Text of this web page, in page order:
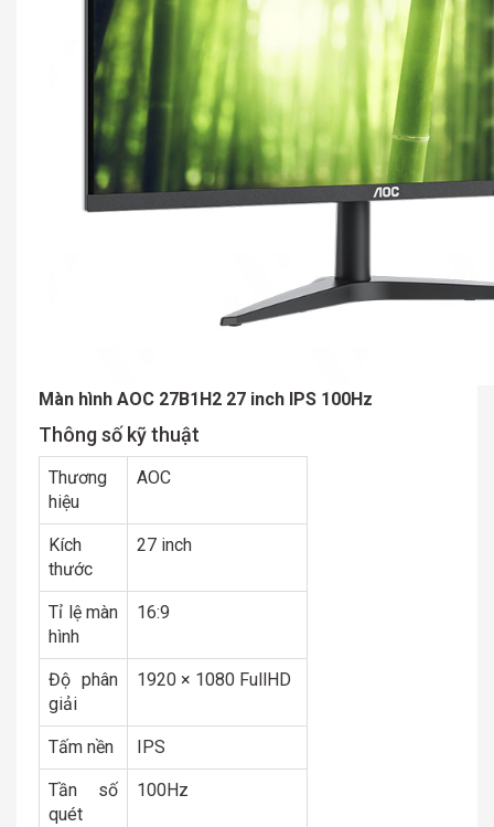
Màn hình AOC 27B1H2 27 inch IPS 100Hz
Thông số kỹ thuật
Thương
hiệu
AOC
Kích
thước
27 inch
Tỉ lệ màn
hình
16:9
Độ phân
giải
1920 × 1080 FullHD
Tấm nền IPS
Tần số
quét
100Hz